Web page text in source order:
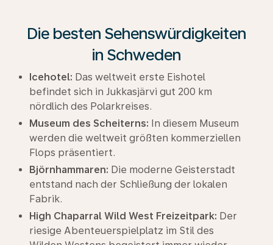
Die besten Sehenswürdigkeiten
in Schweden
Icehotel: Das weltweit erste Eishotel
befindet sich in Jukkasjärvi gut 200 km
nördlich des Polarkreises.
Museum des Scheiterns: In diesem Museum
werden die weltweit größten kommerziellen
Flops präsentiert.
Björnhammaren: Die moderne Geisterstadt
entstand nach der Schließung der lokalen
Fabrik.
High Chaparral Wild West Freizeitpark: Der
riesige Abenteuerspielplatz im Stil des